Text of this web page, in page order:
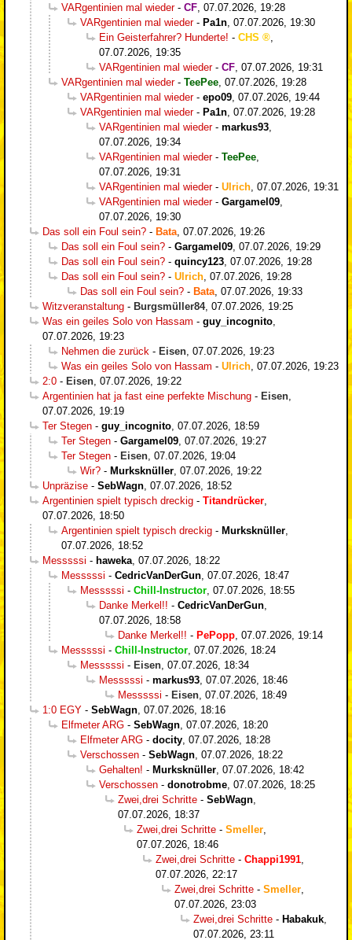
VARgentinien mal wieder- CF 07.07.2026, 19:28
VARgentinien mal wieder- Pa1n 07.07.2026, 19:30
Ein Geisterfahrer? Hunderte! - CHS
07.07.2026, 19:35
VARgentinien mal wieder- CF 07.07.2026, 19:31
VARgentinien mal wieder- TeePee 07.07.2026, 19:28
VARgentinien mal wieder- epo09 07.07.2026, 19:44
VARgentinien mal wieder- Pa1n 07.07.2026, 19:28
VARgentinien mal wieder- markus93
07.07.2026, 19:34
VARgentinien mal wieder- TeePee
07.07.2026, 19:31
VARgentinien mal wieder- Ulrich 07.07.2026, 19:31
VARgentinien mal wieder- Gargamel09
07.07.2026, 19:30
Das soll ein Foul sein? - Bata 07.07.2026, 19:26
Das soll ein Foul sein? - Gargamel09 07.07.2026, 19:29
Das soll ein Foul sein? - quincy123 07.07.2026, 19:28
Das soll ein Foul sein? - Ulrich 07.07.2026, 19:28
Das soll ein Foul sein? - Bata 07.07.2026, 19:33
Witzveranstaltung - Burgsmüller84, 07.07.2026, 19:25
Was ein geiles Solo von Hassam - guy_incognito
07.07.2026, 19:23
Nehmen die zurück - Eisen 07.07.2026, 19:23
Was ein geiles Solo von Hassam - Ulrich 07.07.2026, 19:23
2:0 - Eisen 07.07.2026, 19:22
Argentinien hat ja fast eine perfekte Mischung - Eisen
07.07.2026, 19:19
Ter Stegen - guy_incognito 07.07.2026, 18:59
Ter Stegen - Gargamel09 07.07.2026, 19:27
Ter Stegen - Eisen 07.07.2026, 19:04
Wir? - Murksknüller 07.07.2026, 19:22
Unpräzise - SebWagn 07.07.2026, 18:52
Argentinien spielt typisch dreckig - Titandrücker
07.07.2026, 18:50
Argentinien spielt typisch dreckig - Murksknüller
07.07.2026, 18:52
Messsssi - haweka 07.07.2026, 18:22
Messsssi - CedricVanDerGun 07.07.2026, 18:47
Messsssi - Chill-Instructor 07.07.2026, 18:55
Danke Merkel!! - CedricVanDerGun
07.07.2026, 18:58
Danke Merkel!! - PePopp 07.07.2026, 19:14
Messsssi - Chill-Instructor 07.07.2026, 18:24
Messsssi - Eisen 07.07.2026, 18:34
Messsssi - markus93 07.07.2026, 18:46
Messsssi - Eisen 07.07.2026, 18:49
1:0 EGY - SebWagn 07.07.2026, 18:16
Elfmeter ARG - SebWagn 07.07.2026, 18:20
Elfmeter ARG - docity 07.07.2026, 18:28
Verschossen - SebWagn 07.07.2026, 18:22
Gehalten! - Murksknüller 07.07.2026, 18:42
Verschossen - donotrobme 07.07.2026, 18:25
Zwei,drei Schritte - SebWagn
07.07.2026, 18:37
Zwei,drei Schritte - Smeller
07.07.2026, 18:46
Zwei,drei Schritte - Chappi1991
07.07.2026, 22:17
Zwei,drei Schritte - Smeller
07.07.2026, 23:03
Zwei,drei Schritte - Habakuk
07.07.2026, 23:11